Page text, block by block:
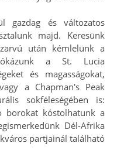
gazdag és változatos
majd. Keresünk
után kémlelünk a
a St. Lucia
és magasságokat,
a Chapman's Peak
sokféleségében is:
borokat kóstolhatunk a
Dél-Afrika
partjainál található